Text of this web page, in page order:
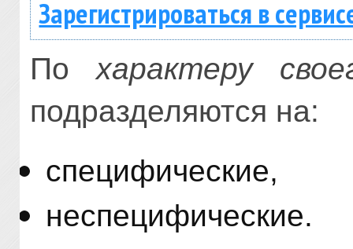
Зарегистрироваться в
Похарактеру
подразделяются на:
спе­цифические,
неспецифические.